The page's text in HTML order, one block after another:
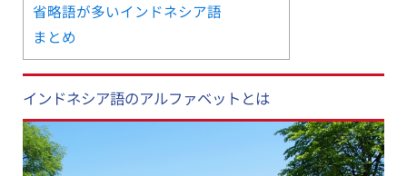
省略語が多いインドネシア語
まとめ
インドネシア語のアルファベットとは